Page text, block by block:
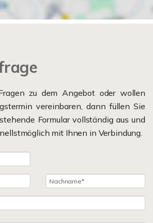
zu dem Angebot oder wollen
vereinbaren, dann füllen Sie
Formular vollständig aus und
mit Ihnen in Verbindung.